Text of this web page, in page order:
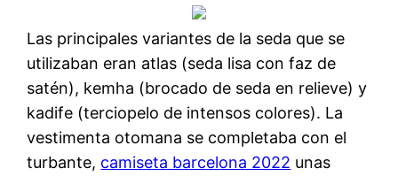
Las principales variantes de la seda que se
utilizaban eran atlas (seda lisa con faz de
satén), kemha (brocado de seda en relieve) y
kadife (terciopelo de intensos colores). La
vestimenta otomana se completaba con el
turbante, camiseta barcelona 2022 unas